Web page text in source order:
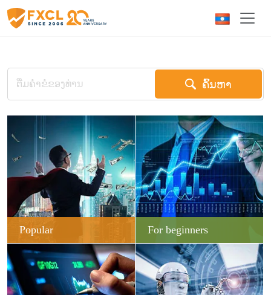
ຄົ້ນຫາ
Popular For beginners